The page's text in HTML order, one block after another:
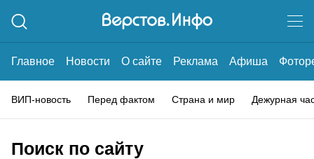
Главное Новости О сайте Реклама Афиша
ВИП-новость Перед фактом Страна и мир Дежурная
Поиск по сайту